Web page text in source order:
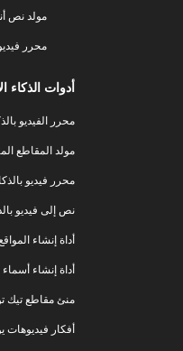
مولد نص
محرر
أدوات الذكاء
محرر الفيديو
مولد المقاطع
محرر فيديو
نص إلى فيديو
أداة إنشاء
أداة إنشاء
منئ مقاطع تيك
أفكار فيديوهات